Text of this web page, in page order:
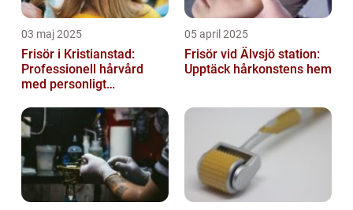
03 maj 2025
Frisör i Kristianstad:
Professionell hårvård
med personligt
05 april 2025
Frisör vid Älvsjö station:
Upptäck hårkonstens hem